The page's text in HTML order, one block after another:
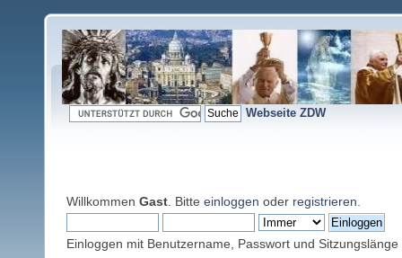
Webseite ZDW
Willkommen Gast . Bitte einloggen oder registrieren
Einloggen mit Benutzername, Passwort und Sitzungslänge